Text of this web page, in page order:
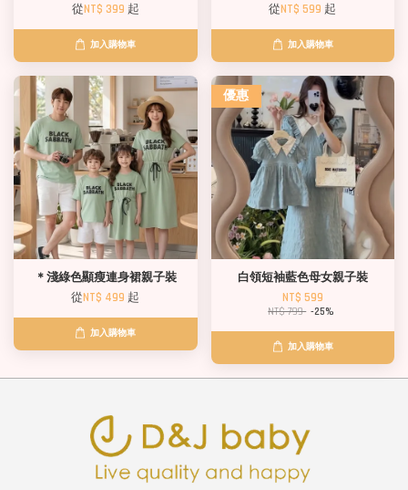
從NT$ 399 起
加入購物車
從NT$ 599 起
加入購物車
＊淺綠色顯瘦連身裙親子裝
從NT$ 499 起
加入購物車
優惠
白領短袖藍色母女親子裝
NT$ 599
NT$ 799 -25%
加入購物車